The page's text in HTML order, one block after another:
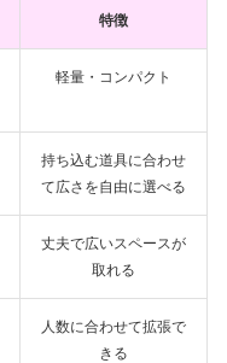
特徴
軽量・コンパクト
持ち込む道具に合わせ
て広さを自由に選べる
丈夫で広いスペースが
取れる
人数に合わせて拡張で
きる